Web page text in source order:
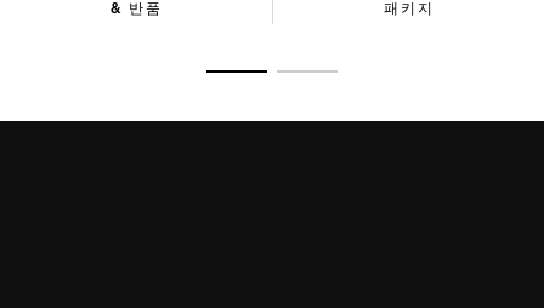
& 반품
패키지